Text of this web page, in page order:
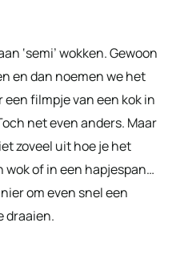
‘semi’ wokken. Gewoon
en dan noemen we het
filmpje van een kok in
net even anders. Maar
zoveel uit hoe je het
wok of in een hapjespan…
om even snel een
draaien.